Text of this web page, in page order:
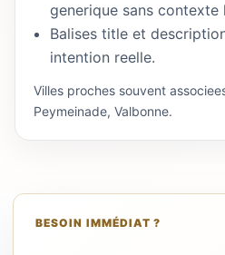
generique sans contexte
Balises title et
intention reelle.
Villes proches souvent
Peymeinade, Valbonne.
BESOIN IMMÉDIAT ?